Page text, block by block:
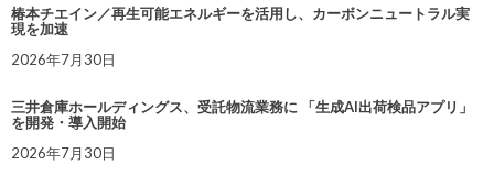
椿本チエイン／再生可能エネルギーを活用し、カーボンニュートラル実
現を加速
2026年7月30日
三井倉庫ホールディングス、受託物流業務に 「生成AI出荷検品アプリ」
を開発・導入開始
2026年7月30日